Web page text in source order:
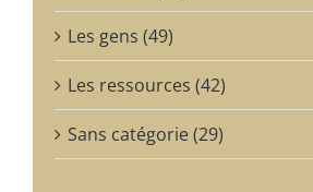
Les gens (49)
Les ressources (42)
Sans catégorie (29)